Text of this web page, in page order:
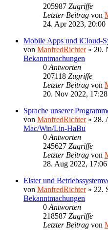
205987 Zugriffe
Letzter Beitrag von
24. Apr 2023, 20:00
Mobile Apps und iCloud-
von ManfredRichter» 20.
Bekanntmachungen
0 Antworten
207118 Zugriffe
Letzter Beitrag von
20. Nov 2022, 17:28
Sprache unserer
von ManfredRichter» 28.
Mac/Win/Lin-HaBu
0 Antworten
245627 Zugriffe
Letzter Beitrag von
28. Aug 2022, 17:06
Elster und
von ManfredRichter» 22.
Bekanntmachungen
0 Antworten
218587 Zugriffe
Letzter Beitrag von